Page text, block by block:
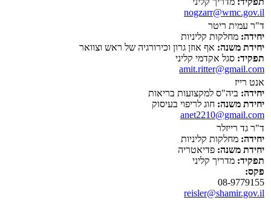
nogzarr@wmc.gov.il
ד"ר עמית ריטר
יחידה: מחלקות קליניות
יחידת משנה: אף אוזן גרון וכירורגיה של ראש וצוואר
תפקיד: סגל אקדמי קליני
amit.ritter@gmail.com
אנט רייז
יחידה: ביה"ס למקצועות בריאות
יחידת משנה: חוג לריפוי בעיסוק
anet2210@gmail.com
ד"ר גד רייזלר
יחידה: מחלקות קליניות
יחידת משנה: פדיאטריה
תפקיד: מדריך קליני
פקס:
08-9779155
reisler@shamir.gov.il